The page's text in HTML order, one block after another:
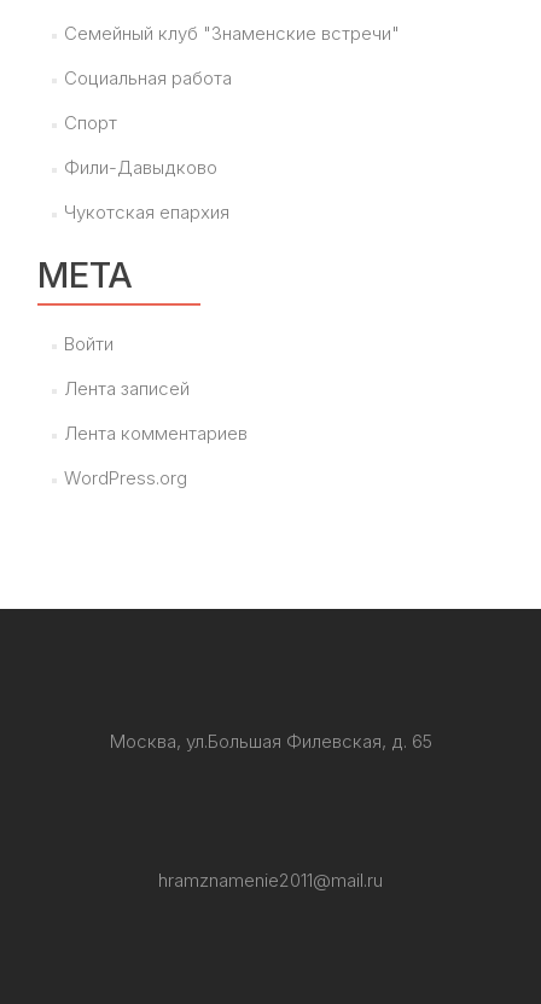
Семейный клуб "Знаменские встречи"
Социальная работа
Спорт
Фили-Давыдково
Чукотская епархия
МЕТА
Войти
Лента записей
Лента комментариев
WordPress.org
Москва, ул.Большая Филевская, д. 65
hramznamenie2011@mail.ru